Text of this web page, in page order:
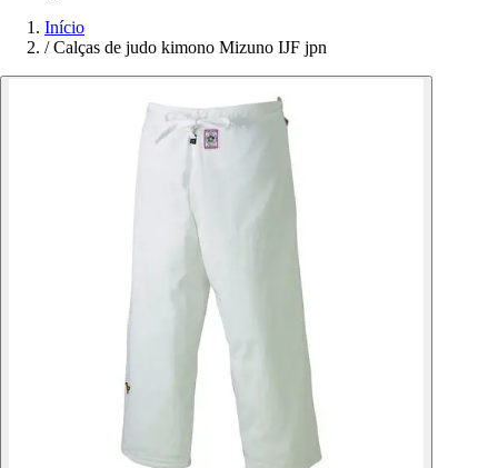
Início
/ Calças de judo kimono Mizuno IJF jpn